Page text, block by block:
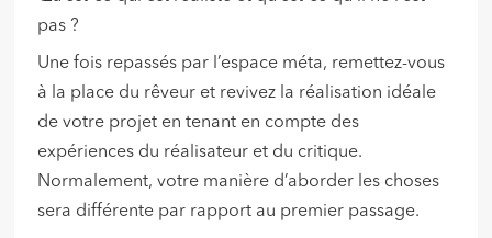
pas ?
Une fois repassés par l’espace méta, remettez-vous
à la place du rêveur et revivez la réalisation idéale
de votre projet en tenant en compte des
expériences du réalisateur et du critique.
Normalement, votre manière d’aborder les choses
sera différente par rapport au premier passage.